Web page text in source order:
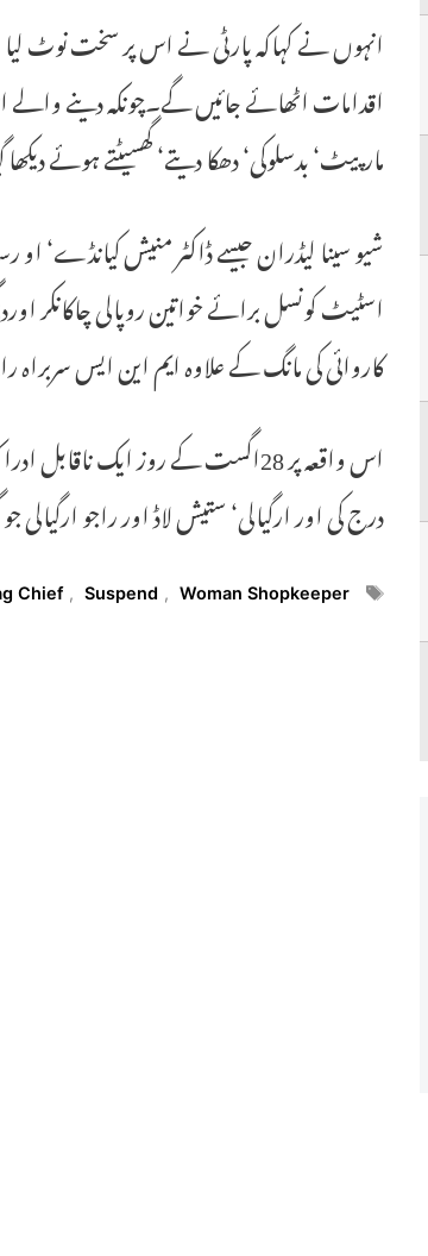
انہوں نے کہاکہ پارٹی نے اس پر سخت نوٹ لیا
اقدامات اٹھائے جائیں گے۔چونکہ دینے والے
مارپیٹ‘ بدسلوکی‘ دھکا دیتے‘ گھسیٹتے ہوئے
شیو سینا لیڈران جیسے ڈاکٹر منیش کیانڈے‘ او
اسٹیٹ کونسل برائے خواتین روپالی چاکانکر
کاروائی کی مانگ کے علاوہ ایم این ایس
اس واقعہ پر 28اگست کے روز ایک
درج کی اور ارگیالی‘ ستیش لاڈ اور راجو
Tags
Chief , Suspend , Woman Shopkeeper